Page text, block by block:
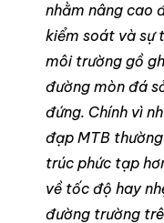
nhằm nâng cao
kiểm soát và sự
môi trường gồ
đường mòn đá
đứng. Chính vì
đạp MTB
trúc phức tạp
về tốc độ hay
đường trường